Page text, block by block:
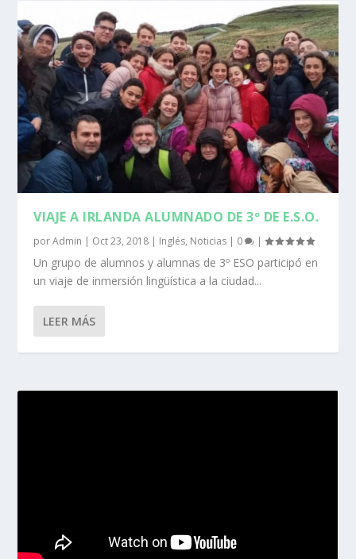
VIAJE A IRLANDA ALUMNADO DE 3º DE E.S.O.
porAdmin | Oct 23, 2018 | Inglés, Noticias | 0 |
Un grupo de alumnos y alumnas de 3º ESO participó en
un viaje de inmersión lingüística a la ciudad...
LEER MÁS